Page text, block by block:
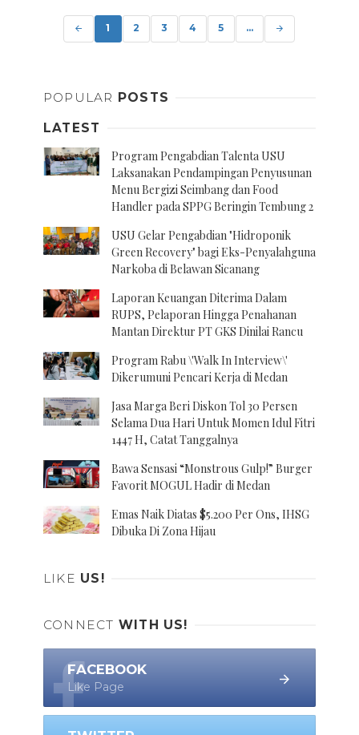
navigation
1 2 3 4 5 ...
POPULAR POSTS
LATEST
Program Pengabdian Talenta USU
Laksanakan Pendampingan Penyusunan
Menu Bergizi Seimbang dan Food
Handler pada SPPG Beringin Tembung 2
USU Gelar Pengabdian "Hidroponik
Green Recovery" bagi Eks-Penyalahguna
Narkoba di Belawan Sicanang
Laporan Keuangan Diterima Dalam
RUPS, Pelaporan Hingga Penahanan
Mantan Direktur PT GKS Dinilai Rancu
Program Rabu \'Walk In Interview\'
Dikerumuni Pencari Kerja di Medan
Jasa Marga Beri Diskon Tol 30 Persen
Selama Dua Hari Untuk Momen Idul Fitri
1447 H, Catat Tanggalnya
Bawa Sensasi “Monstrous Gulp!” Burger
Favorit MOGUL Hadir di Medan
Emas Naik Diatas $5.200 Per Ons, IHSG
Dibuka Di Zona Hijau
LIKE US!
CONNECT WITH US!
FACEBOOK
Like Page